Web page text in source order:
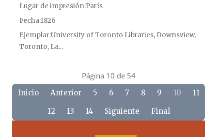
Lugar de impresiónParís
Fecha1826
Ejemplar University of Toronto Libraries, Downsview,
Toronto, La...
Página 10 de 54
Inicio Anterior 5 6 7 8 9 10
11
12
13 14 Siguiente Final